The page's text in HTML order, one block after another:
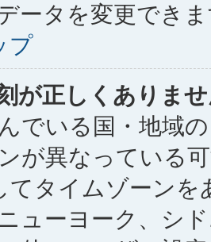
ータを変更でき
プ
が正しくありま
でいる国・地域
が異なっている
てタイムゾーン
ューヨーク、シ